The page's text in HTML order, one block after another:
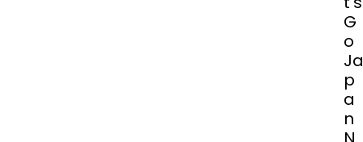
G
o
Ja
p
a
n